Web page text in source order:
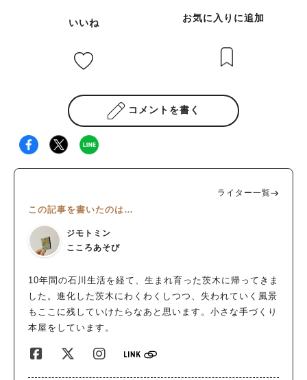
いいね お気に入りに追加
コメントを書く
ライター一覧
この記事を書いたのは…
ジモトミン
こころあそび
10年間の石川生活を経て、生まれ育った茨木に帰ってきま
した。進化した茨木にわくわくしつつ、失われていく風景
もここに残していけたらなあと思います。小さな手づくり
本屋をしています。